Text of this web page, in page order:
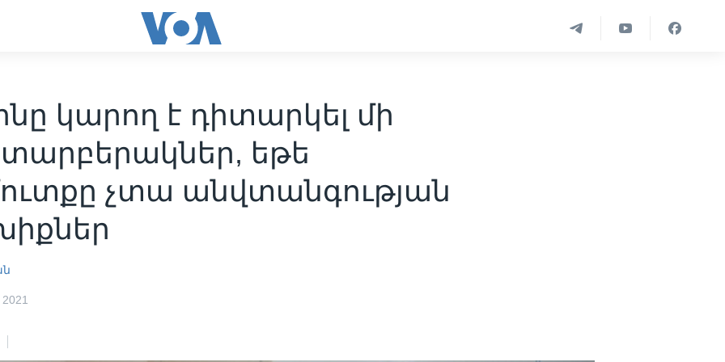
կարող է դիտարկել մի
եթե
չտա անվտանգության